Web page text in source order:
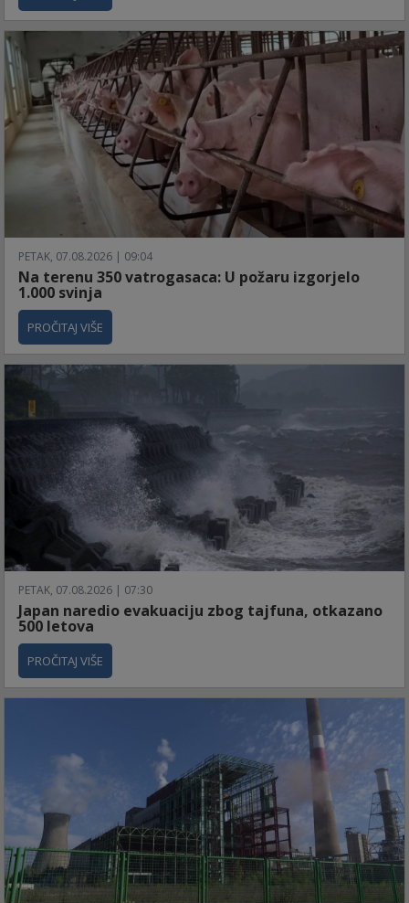
PETAK, 07.08.2026 | 09:04
Na terenu 350 vatrogasaca: U požaru izgorjelo
1.000 svinja
PROČITAJ VIŠE
PETAK, 07.08.2026 | 07:30
Japan naredio evakuaciju zbog tajfuna, otkazano
500 letova
PROČITAJ VIŠE